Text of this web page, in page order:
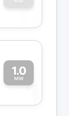
MW
0
1.0
MW1